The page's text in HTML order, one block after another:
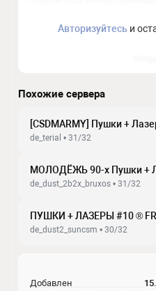
Авторизуйтесьи
Похожие сервера
[CSDMARMY] Пушки +
de_terial • 31/32
МОЛОДЁЖЬ 90-х Пушки +
de_dust_2b2x_bruxos • 31/32
ПУШКИ + ЛАЗЕРЫ #10 ®
de_dust2_suncsm • 30/32
Добавлен